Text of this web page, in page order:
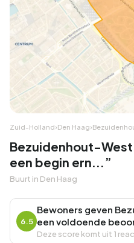
Zuid-Holland›Den Haag›
Bezuidenhout-
een begin ern...”
Buurt in Den Haag
6.5
Bewoners geven
een voldoende
Deze score komt uit 1